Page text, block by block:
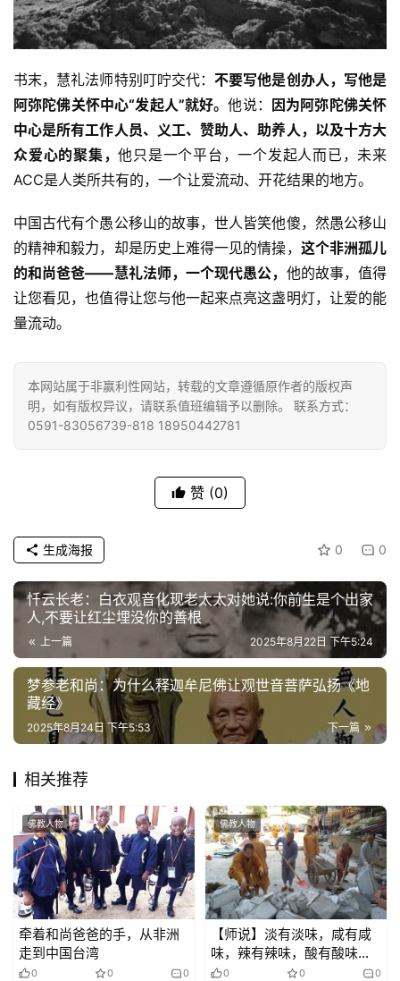
免
责
明
书末，慧礼法师特别叮咛交代：不要写他是创办人，写他是
阿弥陀佛关怀中心“发起人”就好。他说： 因为阿弥陀佛关怀
中心是所有工作人员、义工、赞助人、助养人，以及十方大
众爱心的聚集，他只是一个平台，一个发起人而已，未来
ACC是人类所共有的，一个让爱流动、开花结果的地方。
中国古代有个愚公移山的故事，世人皆笑他傻，然愚公移山
的精神和毅力，却是历史上难得一见的情操， 这个非洲孤儿
的和尚爸爸——慧礼法师，一个现代愚公， 他的故事，值得
让您看见，也值得让您与他一起来点亮这盏明灯，让爱的能
量流动。
本网站属于非赢利性网站，转载的文章遵循原作者的版权声
明，如有版权异议，请联系值班编辑予以删除。 联系方式：
0591-83056739-818 18950442781
赞 (0)
0 0
生成海报
忏云长老：白衣观音化现老太太对她说:你前生是个出家
人,不要让红尘埋没你的善根
上一篇 2025年8月22日 下午5:24
梦参老和尚：为什么释迦牟尼佛让观世音菩萨弘扬《地
藏经》
下一篇
2025年8月24日 下午5:53
相关推荐
佛教人物
牵着和尚爸爸的手，从非洲
走到中国台湾
0 0 0
佛教人物
【师说】淡有淡味，咸有咸
味，辣有辣味，酸有酸味，
如有禅心，都是好味
0 0 0